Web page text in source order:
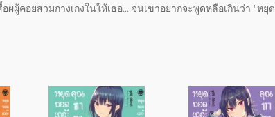
ผู้คอยสวมกางเกงในให้เธอ... จนเขาอยากจะพูดหลือเกินว่า "หยุด